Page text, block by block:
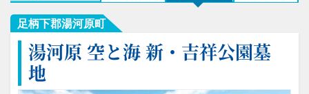
足柄下郡湯河原町
湯河原 空と海 新・吉祥公園墓
地